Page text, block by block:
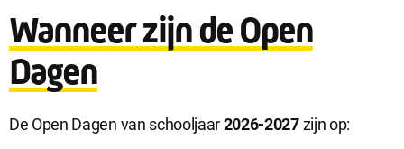
Wanneer zijn de Open
Dagen
De Open Dagen van schooljaar2026-2027zijn op: